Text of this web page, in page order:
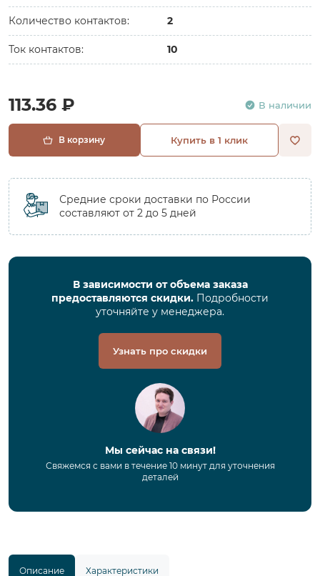
Количество контактов: 2
Ток контактов: 10
113.36 ₽ В наличии
В корзину Купить в 1 клик
Средние сроки доставки по России
составляют от 2 до 5 дней
В зависимости от объема заказа
предоставляются скидки. Подробности
уточняйте у менеджера.
Узнать про скидки
Мы сейчас на связи!
Свяжемся с вами в течение 10 минут для уточнения
деталей
Описание Характеристики